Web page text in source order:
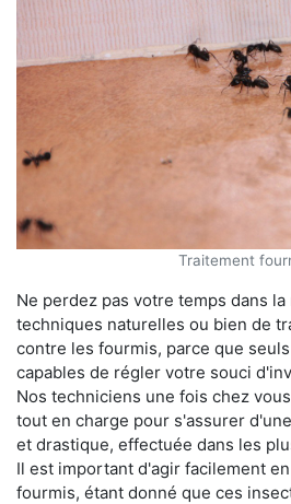
Traitement
Ne perdez pas votre temps dans
techniques naturelles ou bien de
contre les fourmis, parce que
capables de régler votre souci
Nos techniciens une fois chez
tout en charge pour s'assurer
et drastique, effectuée dans les
Il est important d'agir facilement
fourmis, étant donné que ces